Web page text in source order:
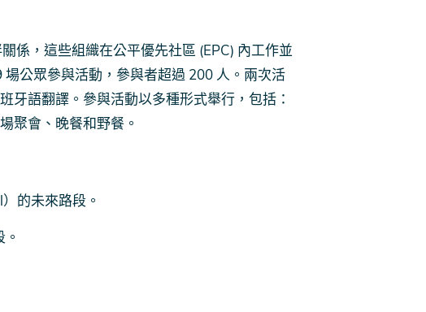
係，這些組織在公平優先社區 (EPC) 內工作並
公眾參與活動，參與者超過 200 人。兩次活
牙語翻譯。參與活動以多種形式舉行，包括：
聚會、晚餐和野餐。
的未來路段。